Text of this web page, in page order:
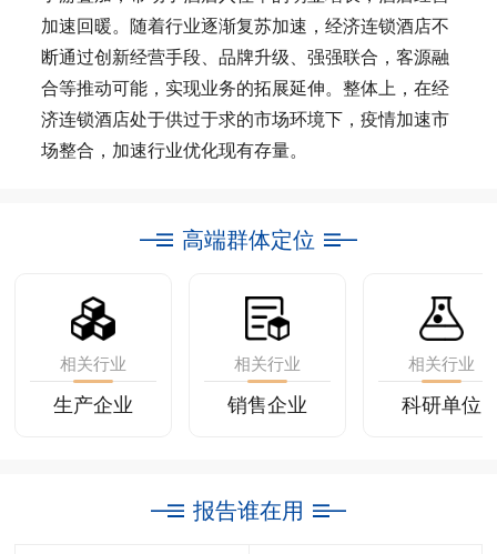
加速回暖。随着行业逐渐复苏加速，经济连锁酒店不
断通过创新经营手段、品牌升级、强强联合，客源融
合等推动可能，实现业务的拓展延伸。整体上，在经
济连锁酒店处于供过于求的市场环境下，疫情加速市
场整合，加速行业优化现有存量。
高端群体定位
相关行业
生产企业
相关行业
销售企业
相关行业
科研单位
报告谁在用